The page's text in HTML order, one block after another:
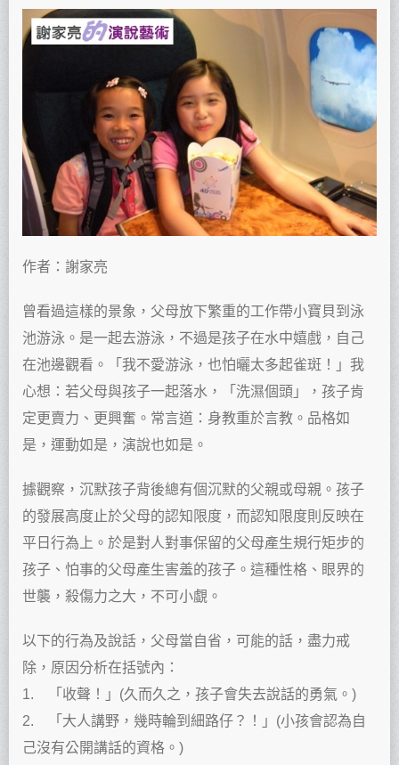
作者：謝家亮
曾看過這樣的景象，父母放下繁重的工作帶小寶貝到泳
池游泳。是一起去游泳，不過是孩子在水中嬉戲，自己
在池邊觀看。「我不愛游泳，也怕曬太多起雀斑！」我
心想：若父母與孩子一起落水，「洗濕個頭」，孩子肯
定更賣力、更興奮。常言道：身教重於言教。品格如
是，運動如是，演說也如是。
據觀察，沉默孩子背後總有個沉默的父親或母親。孩子
的發展高度止於父母的認知限度，而認知限度則反映在
平日行為上。於是對人對事保留的父母產生規行矩步的
孩子、怕事的父母產生害羞的孩子。這種性格、眼界的
世襲，殺傷力之大，不可小覷。
以下的行為及說話，父母當自省，可能的話，盡力戒
除，原因分析在括號內：
1. 「收聲！」(久而久之，孩子會失去說話的勇氣。)
2. 「大人講野，幾時輪到細路仔？！」(小孩會認為自
己沒有公開講話的資格。)